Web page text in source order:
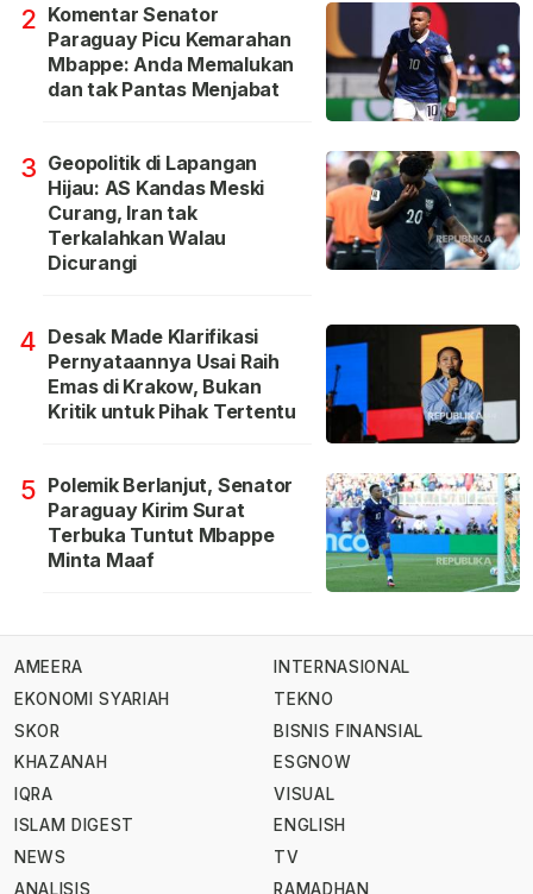
2 Komentar Senator
Paraguay Picu Kemarahan
Mbappe: Anda Memalukan
dan tak Pantas Menjabat
3 Geopolitik di Lapangan
Hijau: AS Kandas Meski
Curang, Iran tak
Terkalahkan Walau
Dicurangi
4 Desak Made Klarifikasi
Pernyataannya Usai Raih
Emas di Krakow, Bukan
Kritik untuk Pihak Tertentu
5 Polemik Berlanjut, Senator
Paraguay Kirim Surat
Terbuka Tuntut Mbappe
Minta Maaf
AMEERA
EKONOMI SYARIAH
SKOR
KHAZANAH
IQRA
ISLAM DIGEST
NEWS
ANALISIS
INTERNASIONAL
TEKNO
BISNIS FINANSIAL
ESGNOW
VISUAL
ENGLISH
TV
RAMADHAN